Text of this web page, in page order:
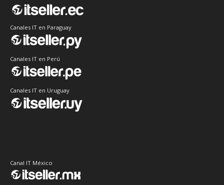
Canales IT en Paraguay
Canales IT en Perú
Canales IT en Uruguay
Canal IT México